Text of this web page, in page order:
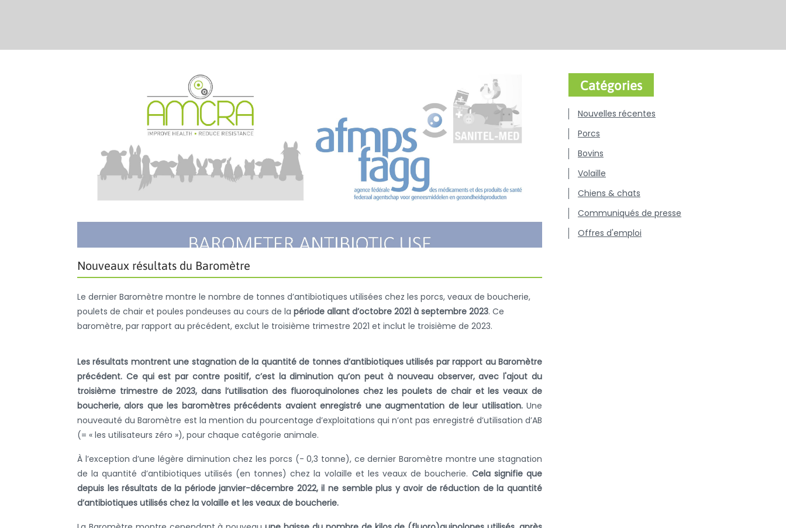
Nouveaux résultats du Baromètre
Le dernier Baromètre montre le nombre de tonnes d’antibiotiques utilisées chez les porcs, veaux de boucherie,
poulets de chair et poules pondeuses au cours de la période allant d’octobre 2021 à septembre 2023. Ce
baromètre, par rapport au précédent, exclut le troisième trimestre 2021 et inclut le troisième de 2023.
Les résultats montrent une stagnation de la quantité de tonnes d’antibiotiques utilisés par rapport au Baromètre
précédent. Ce qui est par contre positif, c’est la diminution qu’on peut à nouveau observer, avec l'ajout du
troisième trimestre de 2023, dans l’utilisation des fluoroquinolones chez les poulets de chair et les veaux de
boucherie, alors que les baromètres précédents avaient enregistré une augmentation de leur utilisation. Une
nouveauté du Baromètre est la mention du pourcentage d’exploitations qui n’ont pas enregistré d’utilisation d’AB
(= « les utilisateurs zéro »), pour chaque catégorie animale.
À l’exception d’une légère diminution chez les porcs (- 0,3 tonne), ce dernier Baromètre montre une stagnation
de la quantité d’antibiotiques utilisés (en tonnes) chez la volaille et les veaux de boucherie. Cela signifie que
depuis les résultats de la période janvier-décembre 2022, il ne semble plus y avoir de réduction de la quantité
d’antibiotiques utilisés chez la volaille et les veaux de boucherie.
Catégories
Nouvelles récentes
Porcs
Bovins
Volaille
Chiens & chats
Communiqués de presse
Offres d'emploi